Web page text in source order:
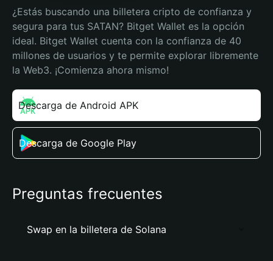
¿Estás buscando una billetera cripto de confianza y
segura para tus SATAN? Bitget Wallet es la opción
ideal. Bitget Wallet cuenta con la confianza de 40
millones de usuarios y te permite explorar libremente
la Web3. ¡Comienza ahora mismo!
Descarga de Android APK
Descarga de Google Play
Preguntas frecuentes
Swap en la billetera de Solana